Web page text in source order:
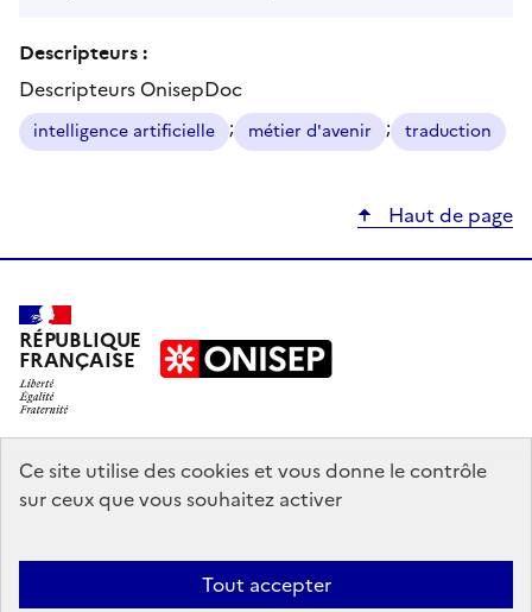
Ce site utilise des cookies et vous donne le contrôle
sur ceux que vous souhaitez activer
Tout accepter
Descripteurs :
Descripteurs OnisepDoc
intelligence artificielle ; métier d'avenir ; traduction
Haut de page
RÉPUBLIQUE
FRANÇAISE
education.gouv.fr
enseignementsup-recherche.gouv.fr